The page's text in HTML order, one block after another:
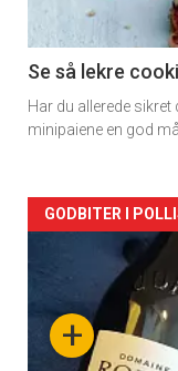
2
Se så lekre
Har du allerede
minipaiene en god
Forsiden
akkurat
nå+
GODBITER I